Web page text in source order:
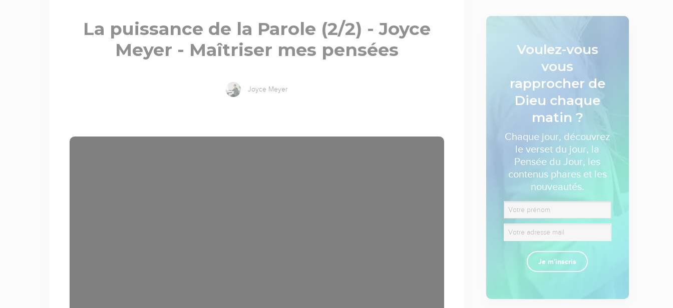
La puissance de la Parole (2/2) - Joyce
Meyer - Maîtriser mes pensées
Joyce Meyer
Voulez-vous
vous
rapprocher de
Dieu chaque
matin ?
Chaque jour, découvrez
le verset du jour, la
Pensée du Jour, les
contenus phares et les
nouveautés.
Je m'inscris